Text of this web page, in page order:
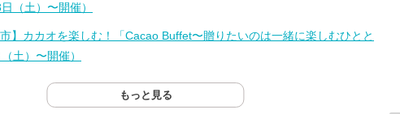
（土）〜開催）
市】カカオを楽しむ！「Cacao Buffet〜贈りたいのは一緒に楽しむひとと
土）〜開催）
もっと見る